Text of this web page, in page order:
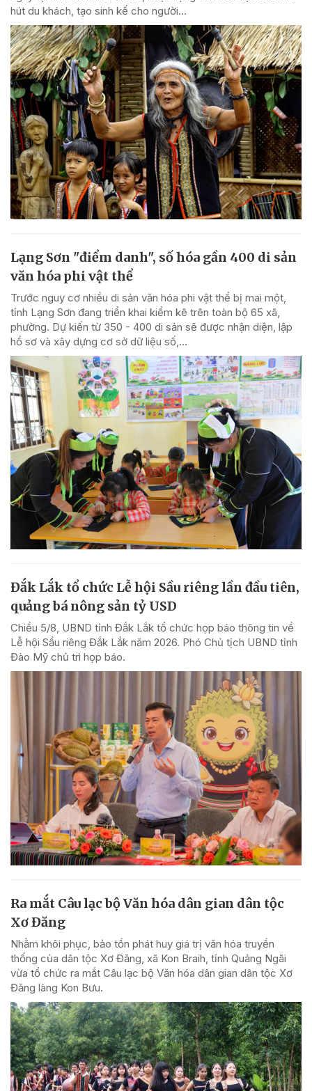
hút du khách, tạo sinh kế cho người...
Lạng Sơn "điểm danh", số hóa gần 400 di sản
văn hóa phi vật thể
Trước nguy cơ nhiều di sản văn hóa phi vật thể bị mai một,
tỉnh Lạng Sơn đang triển khai kiểm kê trên toàn bộ 65 xã,
phường. Dự kiến từ 350 - 400 di sản sẽ được nhận diện, lập
hồ sơ và xây dựng cơ sở dữ liệu số,...
Đắk Lắk tổ chức Lễ hội Sầu riêng lần đầu tiên,
quảng bá nông sản tỷ USD
Chiều 5/8, UBND tỉnh Đắk Lắk tổ chức họp báo thông tin về
Lễ hội Sầu riêng Đắk Lắk năm 2026. Phó Chủ tịch UBND tỉnh
Đào Mỹ chủ trì họp báo.
Ra mắt Câu lạc bộ Văn hóa dân gian dân tộc
Xơ Đăng
Nhằm khôi phục, bảo tồn phát huy giá trị văn hóa truyền
thống của dân tộc Xơ Đăng, xã Kon Braih, tỉnh Quảng Ngãi
vừa tổ chức ra mắt Câu lạc bộ Văn hóa dân gian dân tộc Xơ
Đăng làng Kon Bưu.